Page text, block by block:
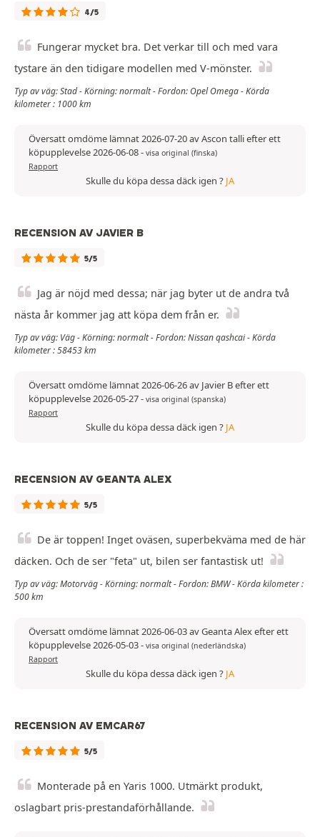
4/5
Fungerar mycket bra. Det verkar till och med vara
tystare än den tidigare modellen med V-mönster.
Typ av väg: Stad - Körning: normalt - Fordon: Opel Omega - Körda
kilometer : 1000 km
Översatt omdöme lämnat 2026-07-20 av Ascon talli efter ett
köpupplevelse 2026-06-08- visa original (finska)
Rapport
Skulle du köpa dessa däck igen ? JA
RECENSION AV JAVIER B
5/5
Jag är nöjd med dessa; när jag byter ut de andra två
nästa år kommer jag att köpa dem från er.
Typ av väg: Väg - Körning: normalt - Fordon: Nissan qashcai - Körda
kilometer : 58453 km
Översatt omdöme lämnat 2026-06-26 av Javier B efter ett
köpupplevelse 2026-05-27- visa original (spanska)
Rapport
Skulle du köpa dessa däck igen ? JA
RECENSION AV GEANTA ALEX
5/5
De är toppen! Inget oväsen, superbekväma med de här
däcken. Och de ser "feta" ut, bilen ser fantastisk ut!
Typ av väg: Motorväg - Körning: normalt - Fordon: BMW - Körda kilometer :
500 km
Översatt omdöme lämnat 2026-06-03 av Geanta Alex efter ett
köpupplevelse 2026-05-03- visa original (nederländska)
Rapport
Skulle du köpa dessa däck igen ? JA
RECENSION AV EMCAR67
5/5
Monterade på en Yaris 1000. Utmärkt produkt,
oslagbart pris-prestandaförhållande.